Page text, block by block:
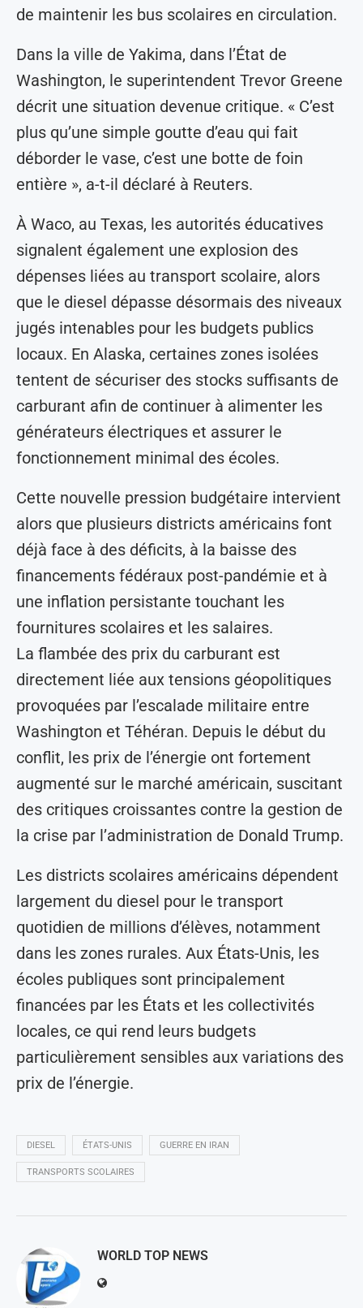
de maintenir les bus scolaires en circulation.
Dans la ville de Yakima, dans l’État de
Washington, le superintendent Trevor Greene
décrit une situation devenue critique. « C’est
plus qu’une simple goutte d’eau qui fait
déborder le vase, c’est une botte de foin
entière », a-t-il déclaré à Reuters.
À Waco, au Texas, les autorités éducatives
signalent également une explosion des
dépenses liées au transport scolaire, alors
que le diesel dépasse désormais des niveaux
jugés intenables pour les budgets publics
locaux. En Alaska, certaines zones isolées
tentent de sécuriser des stocks suffisants de
carburant afin de continuer à alimenter les
générateurs électriques et assurer le
fonctionnement minimal des écoles.
Cette nouvelle pression budgétaire intervient
alors que plusieurs districts américains font
déjà face à des déficits, à la baisse des
financements fédéraux post-pandémie et à
une inflation persistante touchant les
fournitures scolaires et les salaires.
La flambée des prix du carburant est
directement liée aux tensions géopolitiques
provoquées par l’escalade militaire entre
Washington et Téhéran. Depuis le début du
conflit, les prix de l’énergie ont fortement
augmenté sur le marché américain, suscitant
des critiques croissantes contre la gestion de
la crise par l’administration de Donald Trump.
Les districts scolaires américains dépendent
largement du diesel pour le transport
quotidien de millions d’élèves, notamment
dans les zones rurales. Aux États-Unis, les
écoles publiques sont principalement
financées par les États et les collectivités
locales, ce qui rend leurs budgets
particulièrement sensibles aux variations des
prix de l’énergie.
DIESEL ÉTATS-UNIS GUERRE EN IRAN
TRANSPORTS SCOLAIRES
WORLD TOP NEWS